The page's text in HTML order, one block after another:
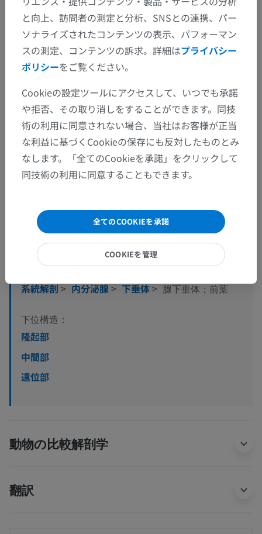
人体解剖学2
人体解剖学1
系統解剖> 内分泌腺> 下垂体> 腺下垂体；前葉
下位構造：
隆起部
中間部
遠位部
動物の比較解剖学
翻訳
と向上、訪問者の測定と分析、SNSとの連携、パー
ソナライズされたコンテンツの表示、パフォーマン
スの測定、コンテンツの訴求。詳細はプライバシー
ポリシーをご覧ください。
Cookieの設定ツールにアクセスして、いつでも承諾
や拒否、その取り消しをすることができます。同技
術の利用に同意されない場合、当社はお客様が正当
な利益に基づくCookieの保存にも反対したものとみ
なします。「全てのCookieを承諾」をクリックして
同技術の利用に同意することもできます。
全てのCOOKIEを承諾
COOKIEを管理